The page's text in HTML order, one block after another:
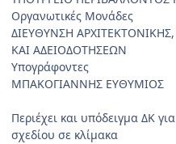
Οργανωτικές Μονάδες
ΔΙΕΥΘΥΝΣΗ
ΚΑΙ ΑΔΕΙΟΔΟΤΗΣΕΩΝ
Υπογράφοντες
ΜΠΑΚΟΓΙΑΝΝΗΣ ΕΥΘΥΜΙΟΣ
Περιέχει και υπόδειγμα ΔΚ
σχεδίου σε κλίμακα